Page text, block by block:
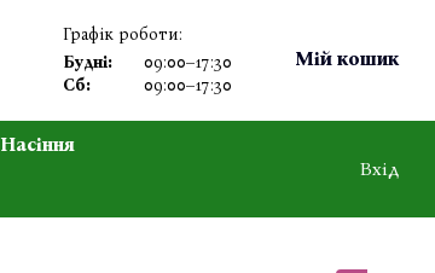
Графік роботи:
Будні:
09:00–17:30
Сб:
09:00–17:30
Мій кошик
Насіння
Вхід